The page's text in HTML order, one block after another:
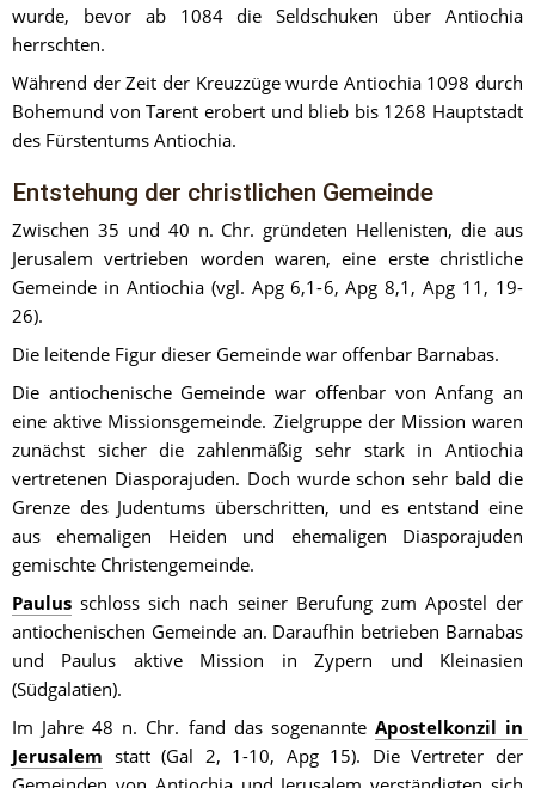
wurde, bevor ab 1084 die Seldschuken über Antiochia
herrschten.
Während der Zeit der Kreuzzüge wurde Antiochia 1098 durch
Bohemund von Tarent erobert und blieb bis 1268 Hauptstadt
des Fürstentums Antiochia.
Entstehung der christlichen Gemeinde
Zwischen 35 und 40 n. Chr. gründeten Hellenisten, die aus
Jerusalem vertrieben worden waren, eine erste christliche
Gemeinde in Antiochia (vgl. Apg 6,1-6, Apg 8,1, Apg 11, 19-
26).
Die leitende Figur dieser Gemeinde war offenbar Barnabas.
Die antiochenische Gemeinde war offenbar von Anfang an
eine aktive Missionsgemeinde. Zielgruppe der Mission waren
zunächst sicher die zahlenmäßig sehr stark in Antiochia
vertretenen Diasporajuden. Doch wurde schon sehr bald die
Grenze des Judentums überschritten, und es entstand eine
aus ehemaligen Heiden und ehemaligen Diasporajuden
gemischte Christengemeinde.
Paulus schloss sich nach seiner Berufung zum Apostel der
antiochenischen Gemeinde an. Daraufhin betrieben Barnabas
und Paulus aktive Mission in Zypern und Kleinasien
(Südgalatien).
Im Jahre 48 n. Chr. fand das sogenannte Apostelkonzil in
Jerusalem statt (Gal 2, 1-10, Apg 15). Die Vertreter der